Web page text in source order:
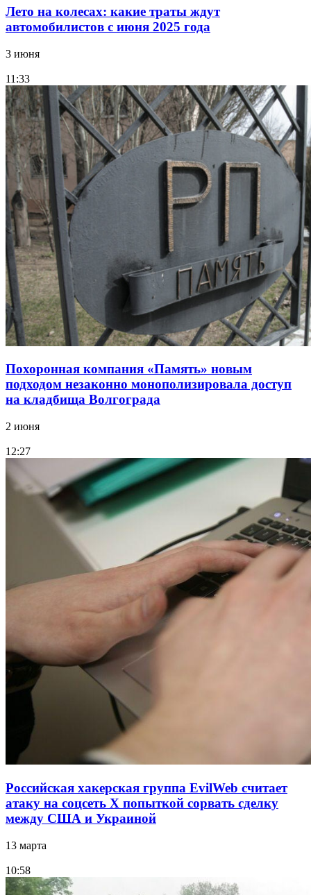
Лето на колесах: какие траты ждут
автомобилистов с июня 2025 года
3 июня
11:33
Похоронная компания «Память» новым
подходом незаконно монополизировала доступ
на кладбища Волгограда
2 июня
12:27
Российская хакерская группа EvilWeb считает
атаку на соцсеть Х попыткой сорвать сделку
между США и Украиной
13 марта
10:58